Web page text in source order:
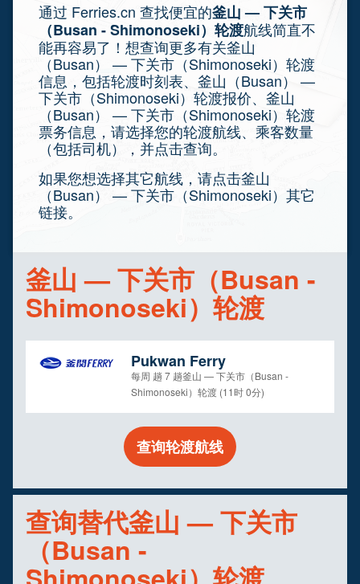
通过 Ferries.cn 查找便宜的釜山 — 下关市
（Busan - Shimonoseki）轮渡航线简直不
能再容易了！想查询更多有关釜山
（Busan） — 下关市（Shimonoseki）轮渡
信息，包括轮渡时刻表、釜山（Busan） —
下关市（Shimonoseki）轮渡报价、釜山
（Busan） — 下关市（Shimonoseki）轮渡
票务信息，请选择您的轮渡航线、乘客数量
（包括司机），并点击查询。
如果您想选择其它航线，请点击釜山
（Busan） — 下关市（Shimonoseki）其它
链接。
釜山 — 下关市（Busan -
Shimonoseki）轮渡
Pukwan Ferry
每周 趟 7 趟釜山 — 下关市（Busan -
Shimonoseki）轮渡 (11时 0分)
查询轮渡航线
查询替代釜山 — 下关市
（Busan -